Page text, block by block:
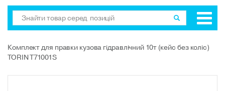
Комплект для правки кузова гідравлічний 10т (кейс без коліс)
TORIN T71001S